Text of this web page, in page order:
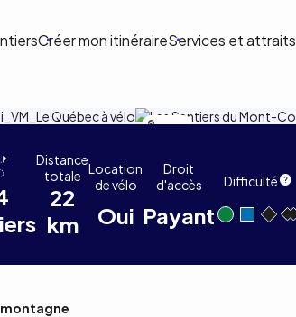
Créer mon itinéraireServices et attraits
Bruno Roy
Distance
totale
22
km
Location
de vélo
Oui
Droit
d'accès
Payant
Difficulté
montagne